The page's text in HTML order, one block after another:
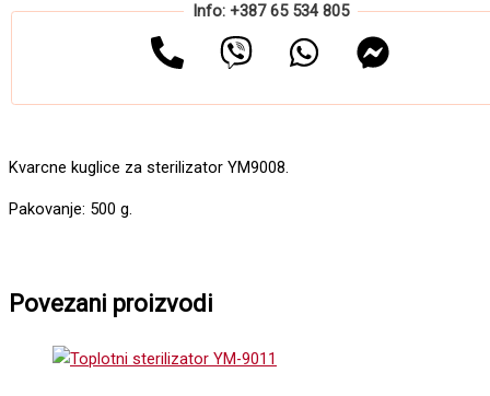
Info: +387 65 534 805
Kvarcne kuglice za sterilizator YM9008.
Pakovanje: 500 g.
Povezani proizvodi